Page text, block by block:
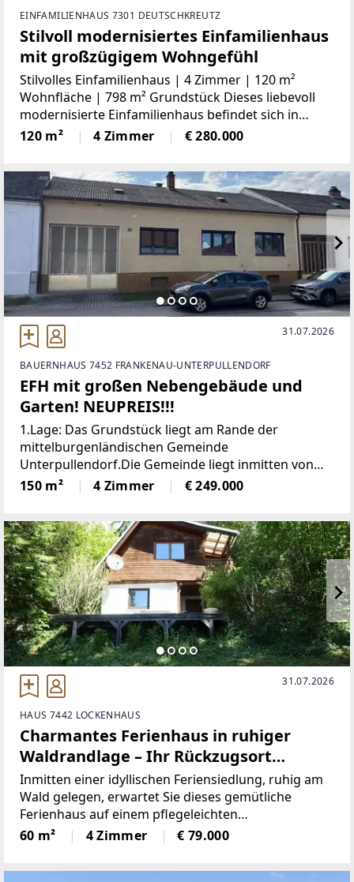
EINFAMILIENHAUS 7301 DEUTSCHKREUTZ
Stilvoll modernisiertes Einfamilienhaus
mit großzügigem Wohngefühl
Stilvolles Einfamilienhaus | 4 Zimmer | 120 m²
Wohnfläche | 798 m² Grundstück Dieses liebevoll
modernisierte Einfamilienhaus befindet sich in
ruhiger Lage in Deutschkreutz und überzeugt durch
großzügige Räume, helle Wohnbereiche und
120 m² 4 Zimmer € 280.000
31.07.2026
BAUERNHAUS 7452 FRANKENAU-UNTERPULLENDORF
EFH mit großen Nebengebäude und
Garten! NEUPREIS!!!
1.Lage: Das Grundstück liegt am Rande der
mittelburgenländischen Gemeinde
Unterpullendorf.Die Gemeinde liegt inmitten von
Wiesen- und Ackerflächen,umgeben von
ausgedehnten Waldgebieten. An den Ufern des
150 m² 4 Zimmer € 249.000
31.07.2026
HAUS 7442 LOCKENHAUS
Charmantes Ferienhaus in ruhiger
Waldrandlage – Ihr Rückzugsort
inmitten der Natur
Inmitten einer idyllischen Feriensiedlung, ruhig am
Wald gelegen, erwartet Sie dieses gemütliche
Ferienhaus auf einem pflegeleichten
Pachtgrundstück in Hanglage – ein perfekter
Rückzugsort für Naturliebhaber und
60 m² 4 Zimmer € 79.000